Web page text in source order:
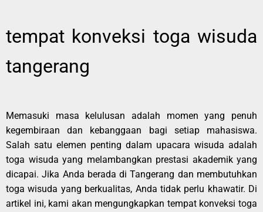
tempat konveksi toga wisuda
tangerang
Memasuki masa kelulusan adalah momen yang penuh
kegembiraan dan kebanggaan bagi setiap mahasiswa.
Salah satu elemen penting dalam upacara wisuda adalah
toga wisuda yang melambangkan prestasi akademik yang
dicapai. Jika Anda berada di Tangerang dan membutuhkan
toga wisuda yang berkualitas, Anda tidak perlu khawatir. Di
artikel ini, kami akan mengungkapkan tempat konveksi toga